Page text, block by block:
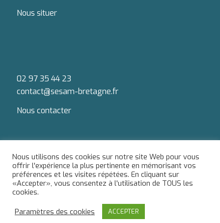
Nous situer
02 97 35 44 23
contact@sesam-bretagne.fr
Nous contacter
Du lundi au jeudi : 9h-12h / 13h-18h
Le vendredi : 9h-12h / 13h-17h
Nous utilisons des cookies sur notre site Web pour vous
offrir l'expérience la plus pertinente en mémorisant vos
préférences et les visites répétées. En cliquant sur
«Accepter», vous consentez à l'utilisation de TOUS les
cookies.
Paramètres des cookies
ACCEPTER